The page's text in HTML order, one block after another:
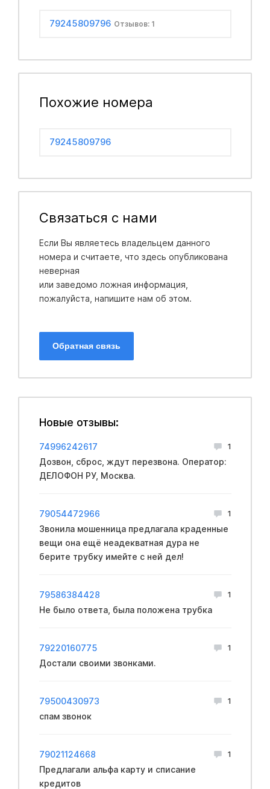
79245809796 Отзывов: 1
Похожие номера
79245809796
Связаться с нами
Если Вы являетесь владельцем данного
номера и считаете, что здесь опубликована
неверная
или заведомо ложная информация,
пожалуйста, напишите нам об этом.
Обратная связь
Новые отзывы:
74996242617 1
Дозвон, сброс, ждут перезвона. Оператор:
ДЕЛОФОН РУ, Москва.
79054472966 1
Звонила мошенница предлагала краденные
вещи она ещё неадекватная дура не
берите трубку имейте с ней дел!
79586384428 1
Не было ответа, была положена трубка
79220160775 1
Достали своими звонками.
79500430973 1
спам звонок
79021124668 1
Предлагали альфа карту и списание
кредитов